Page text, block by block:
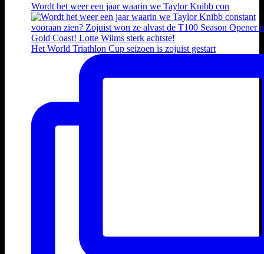
Wordt het weer een jaar waarin we Taylor Knibb con
Het World Triathlon Cup seizoen is zojuist gestart